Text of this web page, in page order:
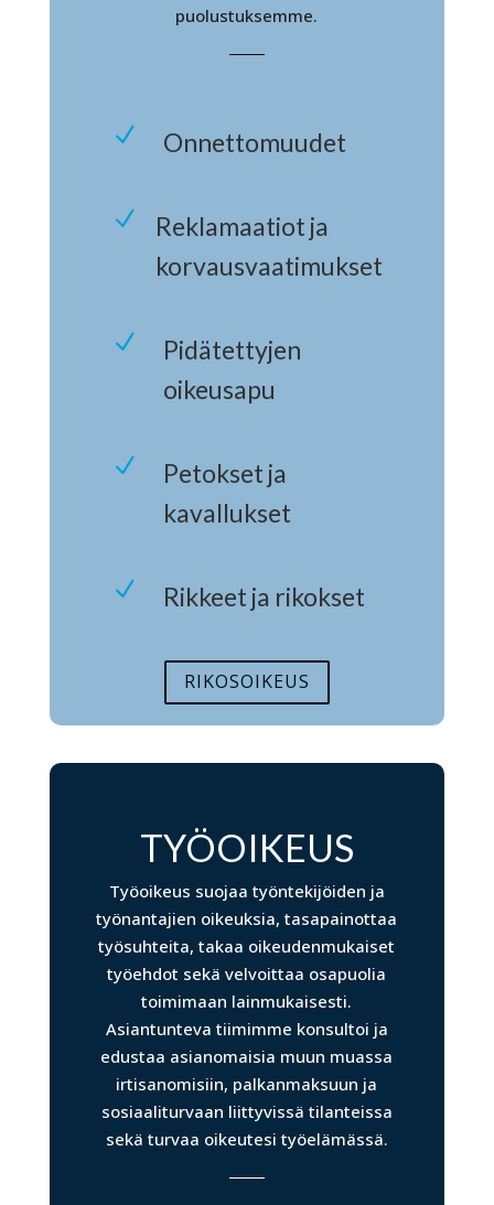
puolustuksemme.
N Onnettomuudet
N
Reklamaatiot ja
korvausvaatimukset
N
Pidätettyjen
oikeusapu
N
Petokset ja
kavallukset
N Rikkeet ja rikokset
RIKOSOIKEUS
TYÖOIKEUS
Työoikeus suojaa työntekijöiden ja
työnantajien oikeuksia, tasapainottaa
työsuhteita, takaa oikeudenmukaiset
työehdot sekä velvoittaa osapuolia
toimimaan lainmukaisesti.
Asiantunteva tiimimme konsultoi ja
edustaa asianomaisia muun muassa
irtisanomisiin, palkanmaksuun ja
sosiaaliturvaan liittyvissä tilanteissa
sekä turvaa oikeutesi työelämässä.